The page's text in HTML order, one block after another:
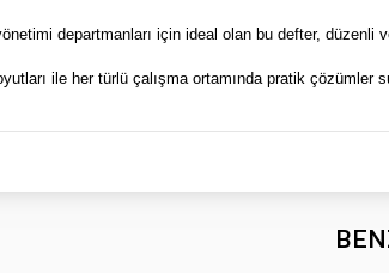
departmanları için ideal olan bu defter, düzenli
ile her türlü çalışma ortamında pratik çözümler